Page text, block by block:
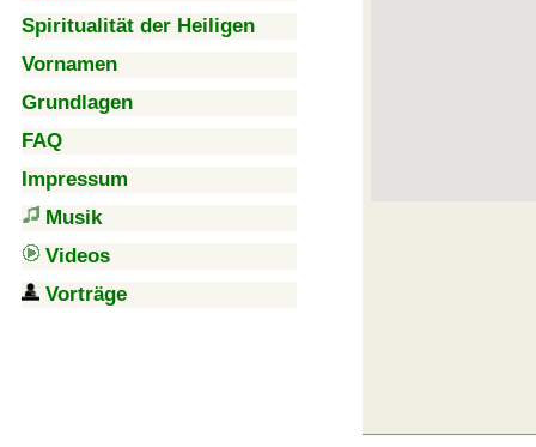
Spiritualität der Heiligen
Vornamen
Grundlagen
FAQ
Impressum
Musik
Videos
Vorträge